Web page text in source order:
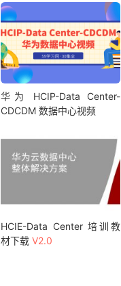
华为 HCIP-Data Center-
CDCDM 数据中心视频
HCIE-Data Center 培训教
材下载V2.0